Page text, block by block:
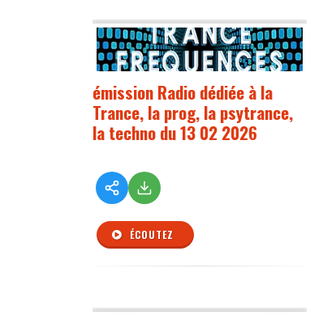
émission Radio dédiée à la
Trance, la prog, la psytrance,
la techno du 13 02 2026
ÉCOUTEZ